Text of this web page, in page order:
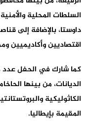
السلطات المحلية
داوستا، بالإضافة إلى
اقتصاديين وأكاديميين
كما شارك في الحفل
الديانات، من بينها
الكاثوليكية
المقيمة بإيطاليا.